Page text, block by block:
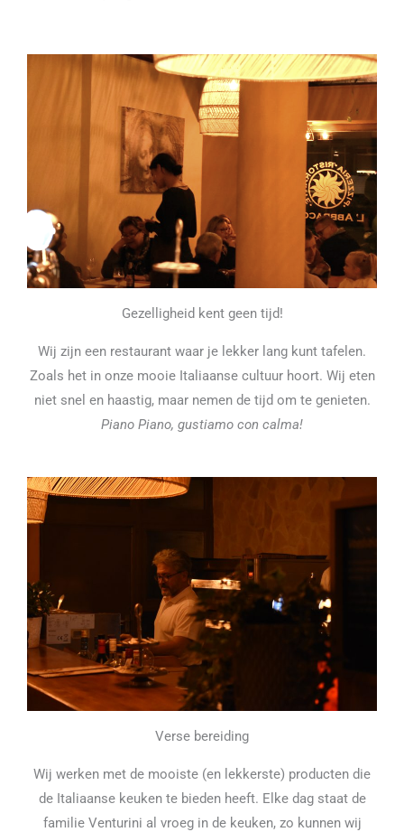
Gezelligheid kent geen tijd!
Wij zijn een restaurant waar je lekker lang kunt tafelen.
Zoals het in onze mooie Italiaanse cultuur hoort. Wij eten
niet snel en haastig, maar nemen de tijd om te genieten.
Piano Piano, gustiamo con calma!
Verse bereiding
Wij werken met de mooiste (en lekkerste) producten die
de Italiaanse keuken te bieden heeft. Elke dag staat de
familie Venturini al vroeg in de keuken, zo kunnen wij